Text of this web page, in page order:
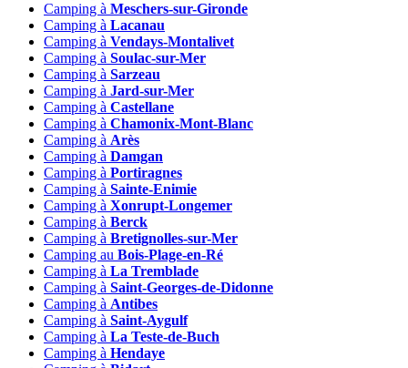
Camping à Meschers-sur-Gironde
Camping à Lacanau
Camping à Vendays-Montalivet
Camping à Soulac-sur-Mer
Camping à Sarzeau
Camping à Jard-sur-Mer
Camping à Castellane
Camping à Chamonix-Mont-Blanc
Camping à Arès
Camping à Damgan
Camping à Portiragnes
Camping à Sainte-Enimie
Camping à Xonrupt-Longemer
Camping à Berck
Camping à Bretignolles-sur-Mer
Camping au Bois-Plage-en-Ré
Camping à La Tremblade
Camping à Saint-Georges-de-Didonne
Camping à Antibes
Camping à Saint-Aygulf
Camping à La Teste-de-Buch
Camping à Hendaye